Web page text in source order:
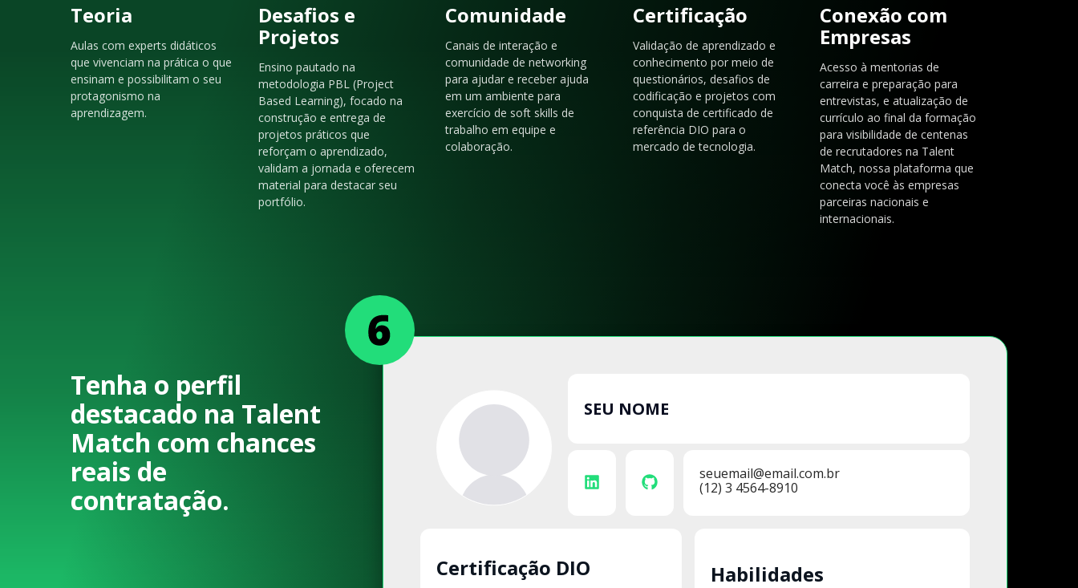
Teoria
Aulas com experts didáticos
que vivenciam na prática o que
ensinam e possibilitam o seu
protagonismo na
aprendizagem.
Desafios e
Projetos
Ensino pautado na
metodologia PBL (Project
Based Learning), focado na
construção e entrega de
projetos práticos que
reforçam o aprendizado,
validam a jornada e oferecem
material para destacar seu
portfólio.
Comunidade
Canais de interação e
comunidade de networking
para ajudar e receber ajuda
em um ambiente para
exercício de soft skills de
trabalho em equipe e
colaboração.
Certificação
Validação de aprendizado e
conhecimento por meio de
questionários, desafios de
codificação e projetos com
conquista de certificado de
referência DIO para o
mercado de tecnologia.
Conexão com
Empresas
Acesso à mentorias de
carreira e preparação para
entrevistas, e atualização de
currículo ao final da formação
para visibilidade de centenas
de recrutadores na Talent
Match, nossa plataforma que
conecta você às empresas
parceiras nacionais e
internacionais.
Tenha o perfil
destacado na Talent
Match com chances
reais de
contratação.
SEU NOME
seuemail@email.com.br
(12) 3 4564-8910
Certificação DIO Habilidades